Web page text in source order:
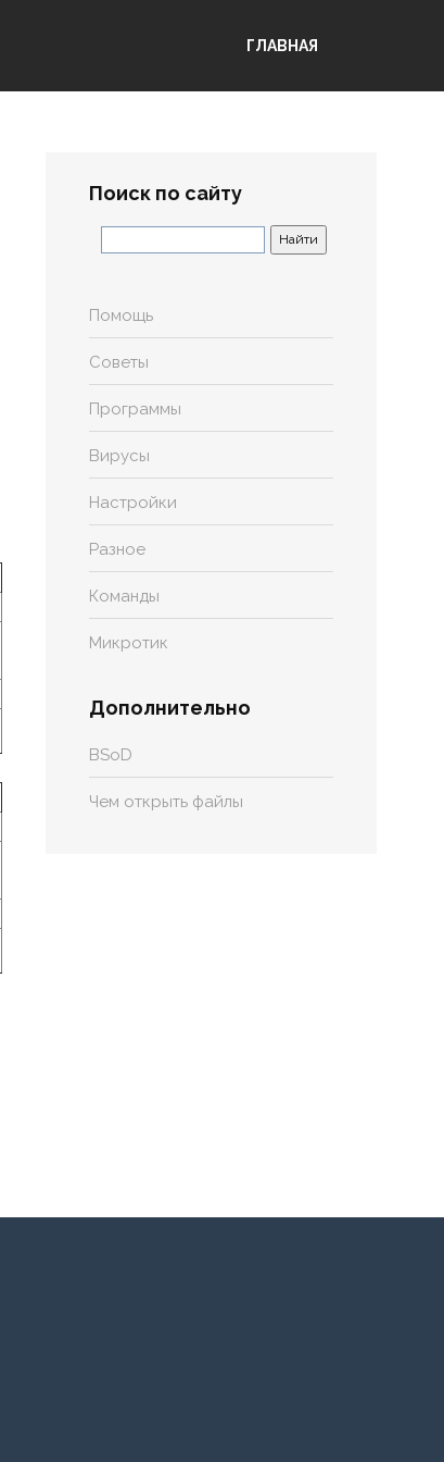
ГЛАВНАЯ
Поиск по сайту
Помощь
Советы
Программы
Вирусы
Настройки
Разное
Команды
Микротик
Дополнительно
BSoD
Чем открыть файлы